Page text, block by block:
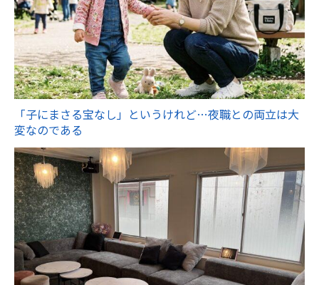
「子にまさる宝なし」というけれど…夜職との両立は大
変なのである